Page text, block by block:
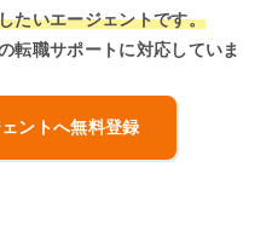
たいエージェントです。
転職サポートに対応していま
ントへ無料登録